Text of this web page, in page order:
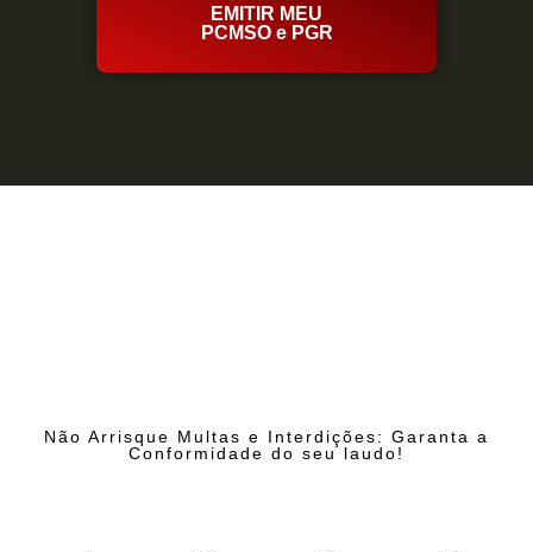
EMITIR MEU
PCMSO e PGR
Não Arrisque Multas e Interdições: Garanta a
Conformidade do seu laudo!